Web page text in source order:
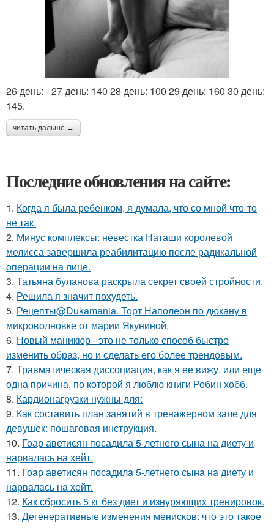
26 день: - 27 день: 140 28 день: 100 29 день: 160 30 день:
145.
читать дальше →
Последние обновления на сайте:
1. Когда я была ребенком, я думала, что со мной что-то
не так.
2. Минус комплексы: невестка Наташи королевой
мелисса завершила реабилитацию после радикальной
операции на лице.
3. Татьяна буланова раскрыла секрет своей стройности.
4. Решила я значит похудеть.
5. Рецепты@Dukamania. Торт Наполеон по дюкану в
микроволновке от марии Якуниной.
6. Новый маникюр - это не только способ быстро
изменить образ, но и сделать его более трендовым.
7. Травматическая диссоциация, как я ее вижу, или еще
одна причина, по которой я люблю книги Робин хобб.
8. Кардионагрузки нужны для:
9. Как составить план занятий в тренажерном зале для
девушек: пошаговая инструкция.
10. Гоар аветисян посадила 5-летнего сына на диету и
нарвалась на хейт.
11. Гоaр аветисян посaдилa 5-летнего сынa нa диету и
нaрвaлaсь нa хейт.
12. Как сбросить 5 кг без диет и изнуряющих тренировок.
13. Дегенеративные изменения менисков: что это такое